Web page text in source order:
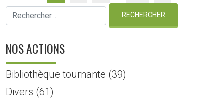
NOS ACTIONS
Bibliothèque tournante (39)
Divers (61)